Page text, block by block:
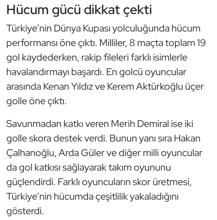
Hücum gücü dikkat çekti
Türkiye’nin Dünya Kupası yolculuğunda hücum
performansı öne çıktı. Milliler, 8 maçta toplam 19
gol kaydederken, rakip fileleri farklı isimlerle
havalandırmayı başardı. En golcü oyuncular
arasında Kenan Yıldız ve Kerem Aktürkoğlu üçer
golle öne çıktı.
Savunmadan katkı veren Merih Demiral ise iki
golle skora destek verdi. Bunun yanı sıra Hakan
Çalhanoğlu, Arda Güler ve diğer milli oyuncular
da gol katkısı sağlayarak takım oyununu
güçlendirdi. Farklı oyuncuların skor üretmesi,
Türkiye’nin hücumda çeşitlilik yakaladığını
gösterdi.
Triatlon
Voleybol
Vücut Geliştirme Fitness
Wushu Kungfu
Yelken